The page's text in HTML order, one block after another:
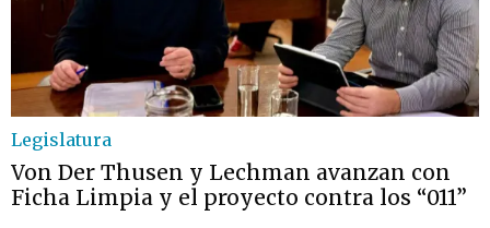
Legislatura
Von Der Thusen y Lechman avanzan con
Ficha Limpia y el proyecto contra los “011”